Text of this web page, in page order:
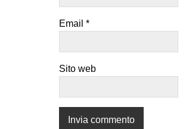
Email *
Sito web